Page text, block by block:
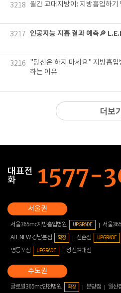
3218 월간 교대지방이: 지방흡입하
3217 인공지능 지흡 결과 예측🔎
3216
"당신은 하지 마세요" 지방흡입
하는 이유
더보기
대표전
화
서울365mc지방흡입병원 UPGRADE 서울
ALL NEW 강남본점 확장 신촌점 UPGRADE
영등포점
UPGRADE 성신여대점
글로벌365mc인천병원 확장 분당점 일산